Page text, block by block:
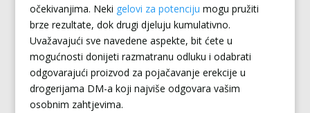
očekivanjima. Neki gelovi za potenciju mogu pružiti
brze rezultate, dok drugi djeluju kumulativno.
Uvažavajući sve navedene aspekte, bit ćete u
mogućnosti donijeti razmatranu odluku i odabrati
odgovarajući proizvod za pojačavanje erekcije u
drogerijama DM-a koji najviše odgovara vašim
osobnim zahtjevima.